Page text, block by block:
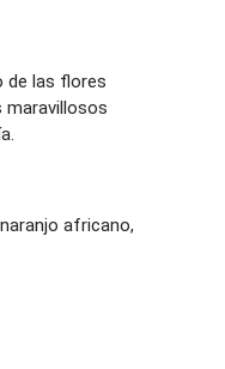
de las flores
maravillosos
africano,